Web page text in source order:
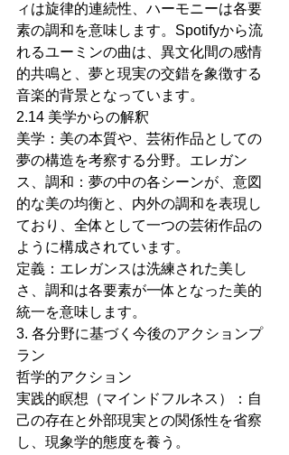
ィは旋律的連続性、ハーモニーは各要
素の調和を意味します。Spotifyから流
れるユーミンの曲は、異文化間の感情
的共鳴と、夢と現実の交錯を象徴する
音楽的背景となっています。
2.14 美学からの解釈
美学：美の本質や、芸術作品としての
夢の構造を考察する分野。エレガン
ス、調和：夢の中の各シーンが、意図
的な美の均衡と、内外の調和を表現し
ており、全体として一つの芸術作品の
ように構成されています。
定義：エレガンスは洗練された美し
さ、調和は各要素が一体となった美的
統一を意味します。
3. 各分野に基づく今後のアクションプ
ラン
哲学的アクション
実践的瞑想（マインドフルネス）：自
己の存在と外部現実との関係性を省察
し、現象学的態度を養う。